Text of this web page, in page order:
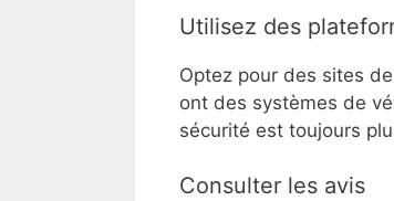
Utilisez des
Optez pour des sites
ont des systèmes de
sécurité est toujours
Consulter les avis